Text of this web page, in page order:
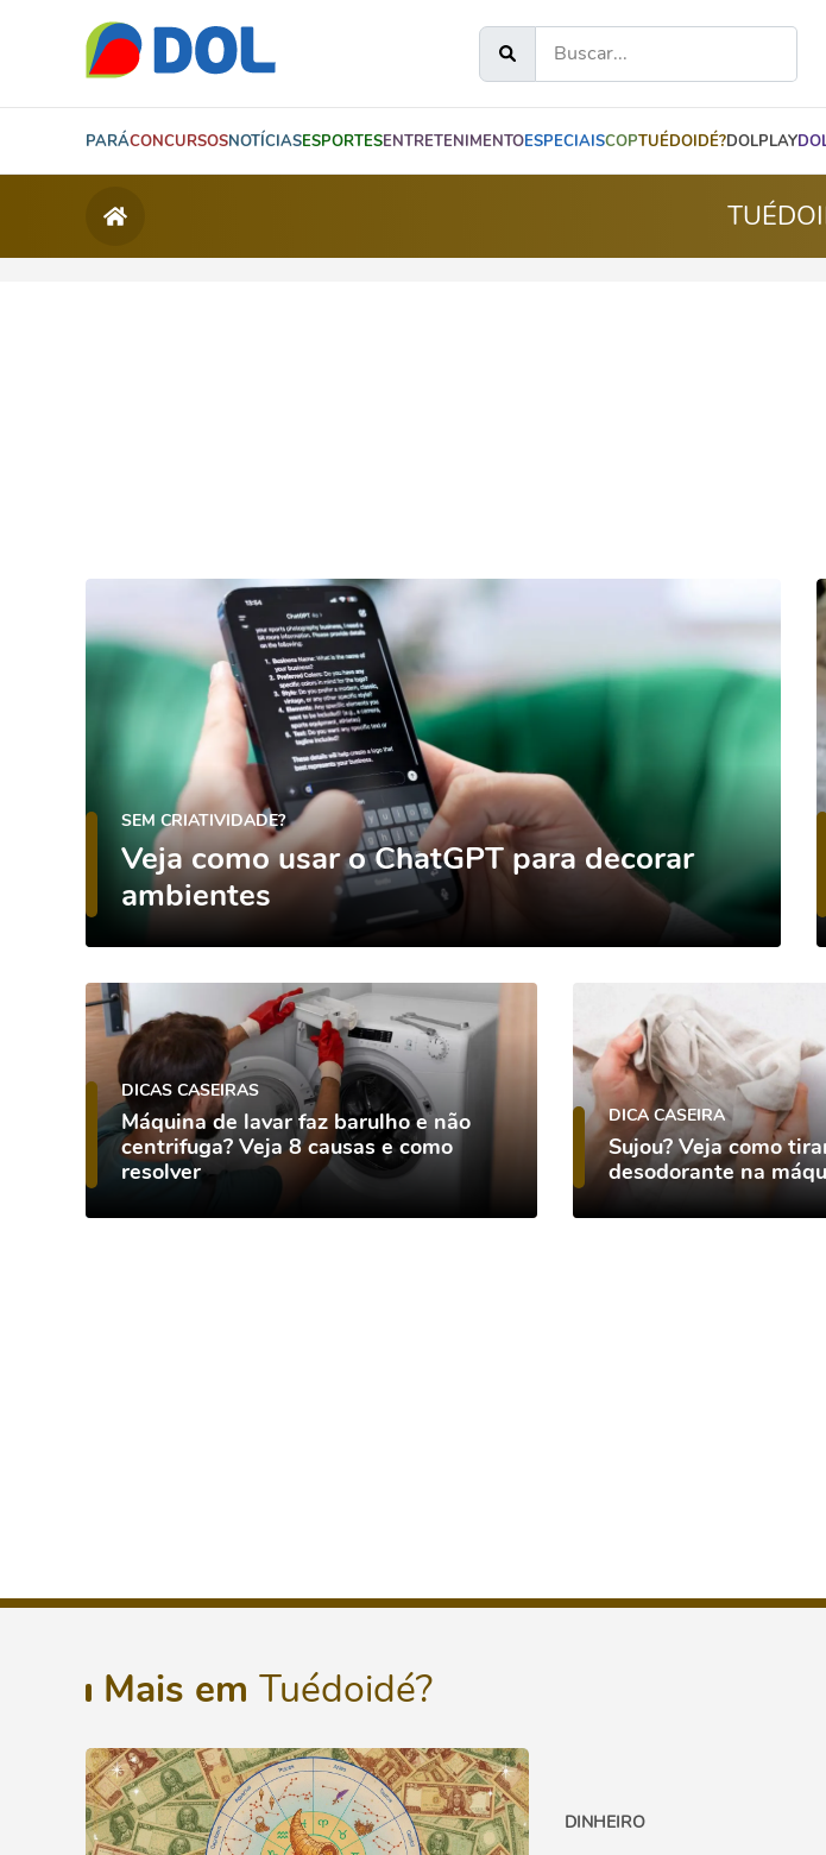
PARÁCONCURSOSNOTÍCIASESPORTESENTRETENIMENTOESPECIAISCOPTUÉDOIDÉ?DOLPLAY
SEM CRIATIVIDADE?
Veja como usar o ChatGPT para decorar
ambientes
DICAS CASEIRAS
Máquina de lavar faz barulho e não
centrifuga? Veja 8 causas e como
resolver
DICA CASEIRA
Sujou? Veja como
desodorante na
Mais em Tuédoidé?
DINHEIRO